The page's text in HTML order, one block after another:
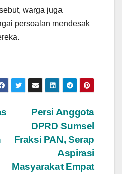
warga juga
persoalan mendesak
Persi Anggota
DPRD Sumsel
Fraksi PAN, Serap
Aspirasi
Masyarakat Empat